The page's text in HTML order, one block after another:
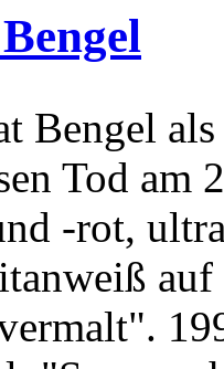
Bengel
Tod am
-rot,